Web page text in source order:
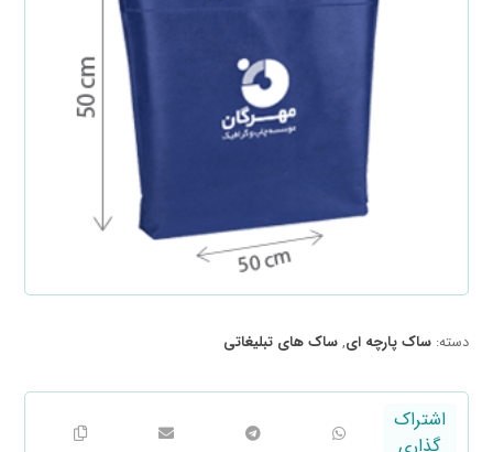
دسته:ساک پارچه ای,ساک های تبلیغاتی